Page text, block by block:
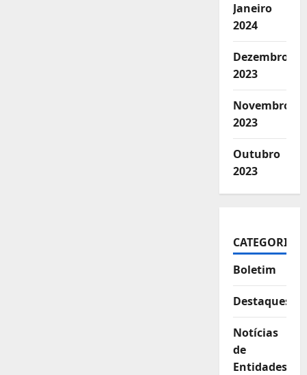
Janeiro
2024
Dezembro
2023
Novembro
2023
Outubro
2023
CATEGORIAS
Boletim
Destaques
Notícias
de
Entidades